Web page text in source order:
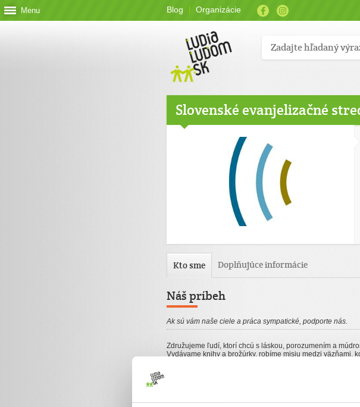
Menu Blog Organizácie
Slovenské evanjelizačné
Kto sme Doplňujúce informácie
Náš príbeh
Ak sú vám naše ciele a práca sympatické, podporte nás.
Združujeme ľudí, ktorí chcú s láskou, porozumením a
Vydávame knihy a brožúrky, robíme misiu medzi väzňami,
Facebook